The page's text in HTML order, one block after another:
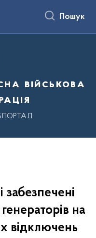
Пошук
військова
забезпечені
на
відключень